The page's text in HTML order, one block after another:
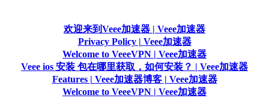
欢迎来到Veee加速器 | Veee加速器
Privacy Policy | Veee加速器
Welcome to VeeeVPN | Veee加速器
Veee ios 安装 包在哪里获取，如何安装？ | Veee加速器
Features | Veee加速器博客 | Veee加速器
Welcome to VeeeVPN | Veee加速器